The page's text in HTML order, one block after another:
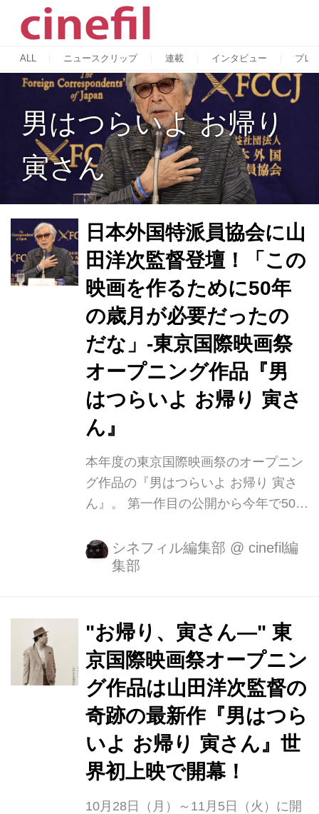
ALL ニュースクリップ 連載 インタビュー プレ
男はつらいよ お帰り
寅さん
日本外国特派員協会に山
田洋次監督登壇！「この
映画を作るために50年
の歳月が必要だったの
だな」-東京国際映画祭
オープニング作品『男
はつらいよ お帰り 寅さ
ん』
本年度の東京国際映画祭のオープニン
グ作品の『男はつらいよ お帰り 寅さ
ん』。 第一作目の公開から今年で50年
『男はつらいよ』の奇跡の最新作が東
京国際映画祭の開幕を飾ることが決定
際映画祭の記者会見に、山田洋次監督
が登壇し、映画祭や作品に関する想い
を語られました。 併せて、久松猛朗フ
ェスティバル・ディレクターより、本
年度の映画祭のハイライトについて解
説。また、「Japan Now」部門プログ
ラミング・アドバイザー 安藤紘平氏も
登壇し、本年度の「Japan Now」部門
シネフィル編集部 @ cinefil編
集部
"お帰り、寅さん―" 東
京国際映画祭オープニン
グ作品は山田洋次監督の
奇跡の最新作『男はつら
いよ お帰り 寅さん』世
界初上映で開幕！
10月28日（月）～11月5日（火）に開